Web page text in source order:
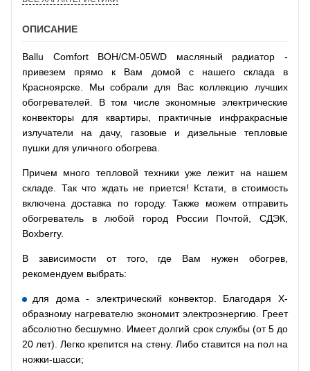
ОПИСАНИЕ
Ballu Comfort BOH/CM-05WD масляный радиатор -
привезем прямо к Вам домой с нашего склада в
Красноярске. Мы собрали для Вас коллекцию лучших
обогревателей. В том числе экономные электрические
конвекторы для квартиры, практичные инфракрасные
излучатели на дачу, газовые и дизельные тепловые
пушки для уличного обогрева.
Причем много тепловой техники уже лежит на нашем
складе. Так что ждать не приется! Кстати, в стоимость
включена доставка по городу. Также можем отправить
обогреватель в любой город России Почтой, СДЭК,
Boxberry.
В зависимости от того, где Вам нужен обогрев,
рекомендуем выбрать:
для дома - электрический конвектор. Благодаря Х-
образному нагревателю экономит электроэнергию. Греет
абсолютно бесшумно. Имеет долгий срок службы (от 5 до
20 лет). Легко крепится на стену. Либо ставится на пол на
ножки-шасси;